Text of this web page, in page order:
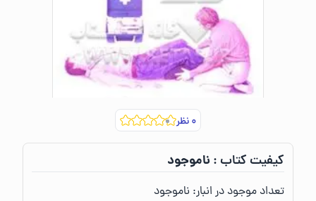
۰نظر
کیفیت کتاب :‌ ناموجود
تعداد موجود در انبار:‌ ناموجود